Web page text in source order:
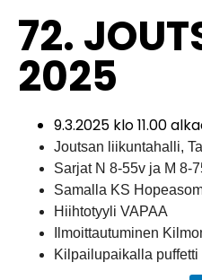
72.
2025
9.3.2025 klo 11.00
Joutsan liikuntahalli,
Sarjat N 8-55v ja M 8-
Samalla KS
Hiihtotyyli VAPAA
Ilmoittautuminen
Kilpailupaikalla puffetti